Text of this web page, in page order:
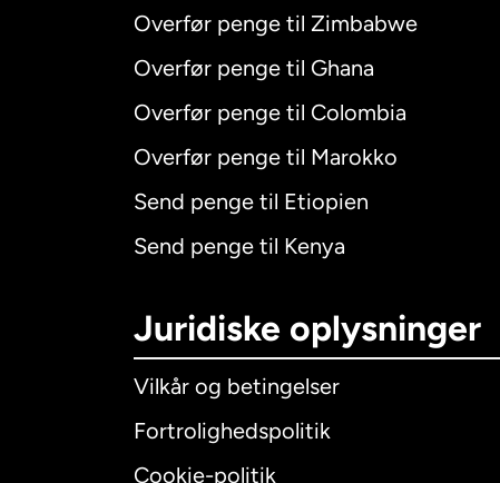
Overfør penge til Zimbabwe
Overfør penge til Ghana
Overfør penge til Colombia
Overfør penge til Marokko
Send penge til Etiopien
Send penge til Kenya
Juridiske oplysninger
Vilkår og betingelser
Fortrolighedspolitik
Cookie-politik